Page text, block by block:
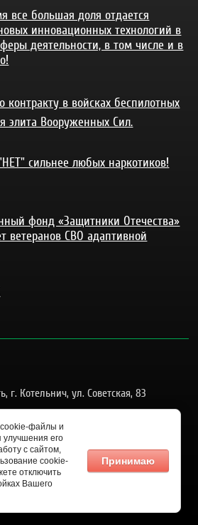
все большая доля отдается
инновационных технологий в
деятельности, в том числе и в
в войсках беспилотных
элита Вооруженных Сил.
сильнее любых наркотиков!
фонд «Защитники Отечества»
ветеранов СВО адаптивной
г. Котельнич, ул. Советская, 83
8 (83342) 4-26-58
cookie-файлы и
улучшения его
с сайтом,
cookie-
отключить
Вашего
Принимаю